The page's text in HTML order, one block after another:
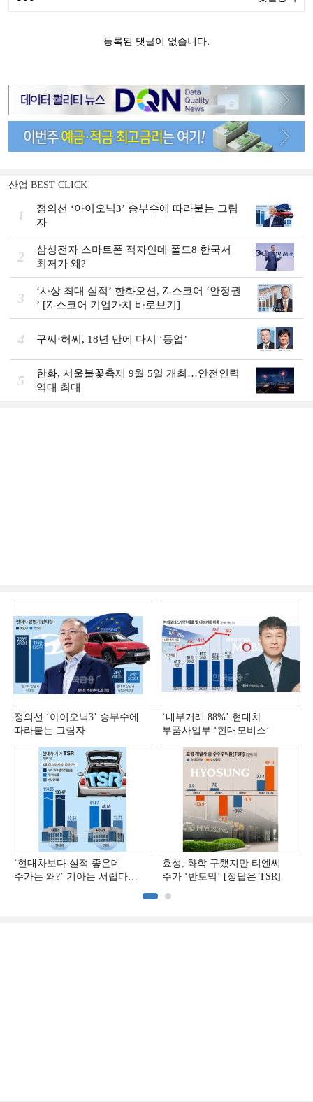
산업 BEST CLICK
1
정의선 ‘아이오닉3ʼ 승부수에 따라붙는 그림
자
2
삼성전자 스마트폰 적자인데 폴드8 한국서
최저가 왜?
3
‘사상 최대 실적ʼ 한화오션, Z-스코어 ‘안정권
ʼ [Z-스코어 기업가치 바로보기]
4 구씨·허씨, 18년 만에 다시 ‘동업’
5
한화, 서울불꽃축제 9월 5일 개최…안전인력
역대 최대
정의선 ‘아이오닉3ʼ 승부수에
따라붙는 그림자
‘내부거래 88%ʼ 현대차
부품사업부 ‘현대모비스ʼ
‘현대차보다 실적 좋은데
주가는 왜?ʼ 기아는 서럽다
효성, 화학 구했지만 티엔씨
주가 ‘반토막’ [정답은 TSR]